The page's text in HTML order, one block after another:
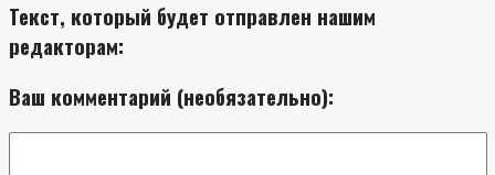
Текст, который будет отправлен нашим
редакторам:
Ваш комментарий (необязательно):